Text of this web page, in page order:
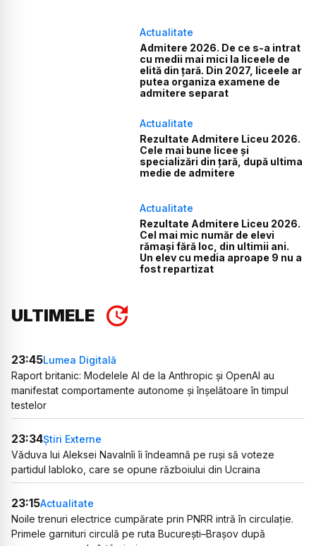
Actualitate
Admitere 2026. De ce s-a intrat
cu medii mai mici la liceele de
elită din țară. Din 2027, liceele ar
putea organiza examene de
admitere separat
Actualitate
Rezultate Admitere Liceu 2026.
Cele mai bune licee și
specializări din țară, după ultima
medie de admitere
Actualitate
Rezultate Admitere Liceu 2026.
Cel mai mic număr de elevi
rămași fără loc, din ultimii ani.
Un elev cu media aproape 9 nu a
fost repartizat
ULTIMELE
23:45Lumea Digitală
Raport britanic: Modelele AI de la Anthropic și OpenAI au
manifestat comportamente autonome și înșelătoare în timpul
testelor
23:34Știri Externe
Văduva lui Aleksei Navalnîi îi îndeamnă pe ruși să voteze
partidul Iabloko, care se opune războiului din Ucraina
23:15Actualitate
Noile trenuri electrice cumpărate prin PNRR intră în circulație.
Primele garnituri circulă pe ruta București–Brașov după